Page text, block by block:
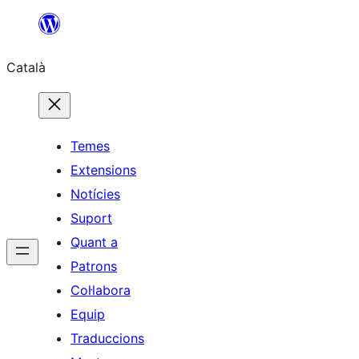
contingut
Català
Temes
Extensions
Notícies
Suport
Quant a
Patrons
Col·labora
Equip
Traduccions